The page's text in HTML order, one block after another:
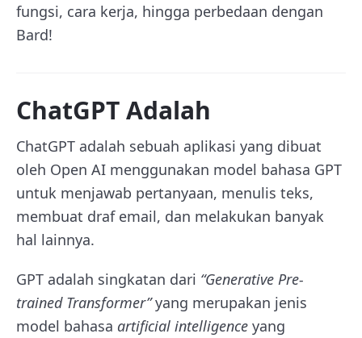
fungsi, cara kerja, hingga perbedaan dengan
Bard!
ChatGPT Adalah
ChatGPT adalah sebuah aplikasi yang dibuat
oleh Open AI menggunakan model bahasa GPT
untuk menjawab pertanyaan, menulis teks,
membuat draf email, dan melakukan banyak
hal lainnya.
GPT adalah singkatan dari “Generative Pre-
trained Transformer”yang merupakan jenis
model bahasa artificial intelligence yang